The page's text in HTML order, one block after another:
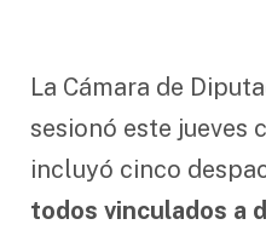
La Cámara de
sesionó este jueves
incluyó cinco
todos vinculados a